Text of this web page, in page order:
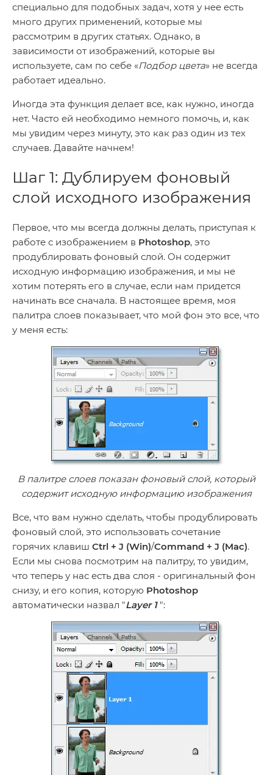
специально для подобных задач, хотя у нее есть
много других применений, которые мы
рассмотрим в других статьях. Однако, в
зависимости от изображений, которые вы
используете, сам по себе «Подбор цвета» не всегда
работает идеально.
Иногда эта функция делает все, как нужно, иногда
нет. Часто ей необходимо немного помочь, и, как
мы увидим через минуту, это как раз один из тех
случаев. Давайте начнем!
Шаг 1: Дублируем фоновый
слой исходного изображения
Первое, что мы всегда должны делать, приступая к
работе с изображением в Photoshop, это
продублировать фоновый слой. Он содержит
исходную информацию изображения, и мы не
хотим потерять его в случае, если нам придется
начинать все сначала. В настоящее время, моя
палитра слоев показывает, что мой фон это все, что
у меня есть:
В палитре слоев показан фоновый слой, который
содержит исходную информацию изображения
Все, что вам нужно сделать, чтобы продублировать
фоновый слой, это использовать сочетание
горячих клавиш Ctrl + J (Win)/Command + J (Mac).
Если мы снова посмотрим на палитру, то увидим,
что теперь у нас есть два слоя - оригинальный фон
снизу, и его копия, которую Photoshop
автоматически назвал "Layer 1 ":